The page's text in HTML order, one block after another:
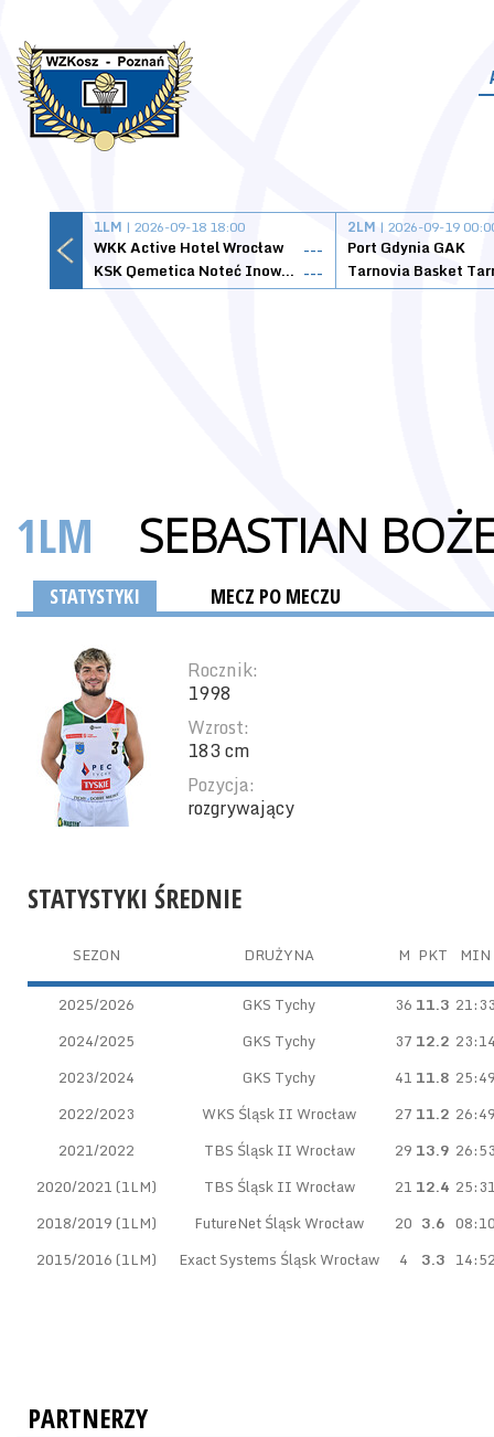
1LM | 2026-09-18 18:00
WKK Active Hotel Wrocław
---
KSK Qemetica Noteć Inowrocław ---
2LM | 2026-09-19
Port Gdynia GAK
1LM SEBASTIAN
STATYSTYKI MECZ PO MECZU
Rocznik:
1998
Wzrost:
183 cm
Pozycja:
rozgrywający
STATYSTYKI ŚREDNIE
SEZON DRUŻYNA M PKT MIN
2025/2026 GKS Tychy 36 11.3
2024/2025
GKS Tychy 37 12.2
2023/2024
GKS Tychy 41 11.8
2022/2023
WKS Śląsk II Wrocław 27 11.2
2021/2022
TBS Śląsk II Wrocław 29 13.9
2020/2021 (1LM)
TBS Śląsk II Wrocław 21 12.4
2018/2019 (1LM)
FutureNet Śląsk Wrocław 20 3.6
2015/2016 (1LM)
Exact Systems Śląsk Wrocław 4 3.3
PARTNERZY